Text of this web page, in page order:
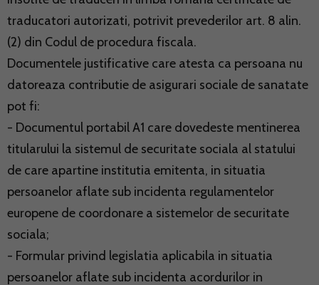
traducatori autorizati, potrivit prevederilor art. 8 alin.
(2) din Codul de procedura fiscala.
Documentele justificative care atesta ca persoana nu
datoreaza contributie de asigurari sociale de sanatate
pot fi:
- Documentul portabil A1 care dovedeste mentinerea
titularului la sistemul de securitate sociala al statului
de care apartine institutia emitenta, in situatia
persoanelor aflate sub incidenta regulamentelor
europene de coordonare a sistemelor de securitate
sociala;
- Formular privind legislatia aplicabila in situatia
persoanelor aflate sub incidenta acordurilor in